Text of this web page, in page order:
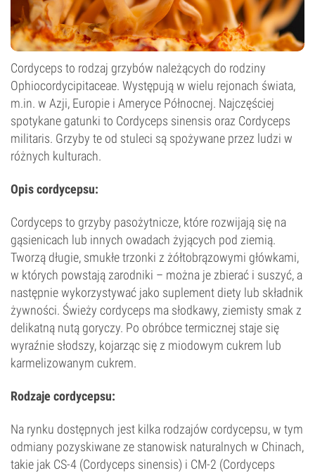
Cordyceps to rodzaj grzybów należących do rodziny
Ophiocordycipitaceae. Występują w wielu rejonach świata,
m.in. w Azji, Europie i Ameryce Północnej. Najczęściej
spotykane gatunki to Cordyceps sinensis oraz Cordyceps
militaris. Grzyby te od stuleci są spożywane przez ludzi w
różnych kulturach.
Opis cordycepsu:
Cordyceps to grzyby pasożytnicze, które rozwijają się na
gąsienicach lub innych owadach żyjących pod ziemią.
Tworzą długie, smukłe trzonki z żółtobrązowymi główkami,
w których powstają zarodniki – można je zbierać i suszyć, a
następnie wykorzystywać jako suplement diety lub składnik
żywności. Świeży cordyceps ma słodkawy, ziemisty smak z
delikatną nutą goryczy. Po obróbce termicznej staje się
wyraźnie słodszy, kojarząc się z miodowym cukrem lub
karmelizowanym cukrem.
Rodzaje cordycepsu:
Na rynku dostępnych jest kilka rodzajów cordycepsu, w tym
odmiany pozyskiwane ze stanowisk naturalnych w Chinach,
takie jak CS-4 (Cordyceps sinensis) i CM-2 (Cordyceps